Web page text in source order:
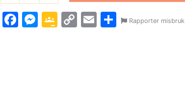
Facebook
Messenger
Google
CopyEmailShare
Rapporter misbruk